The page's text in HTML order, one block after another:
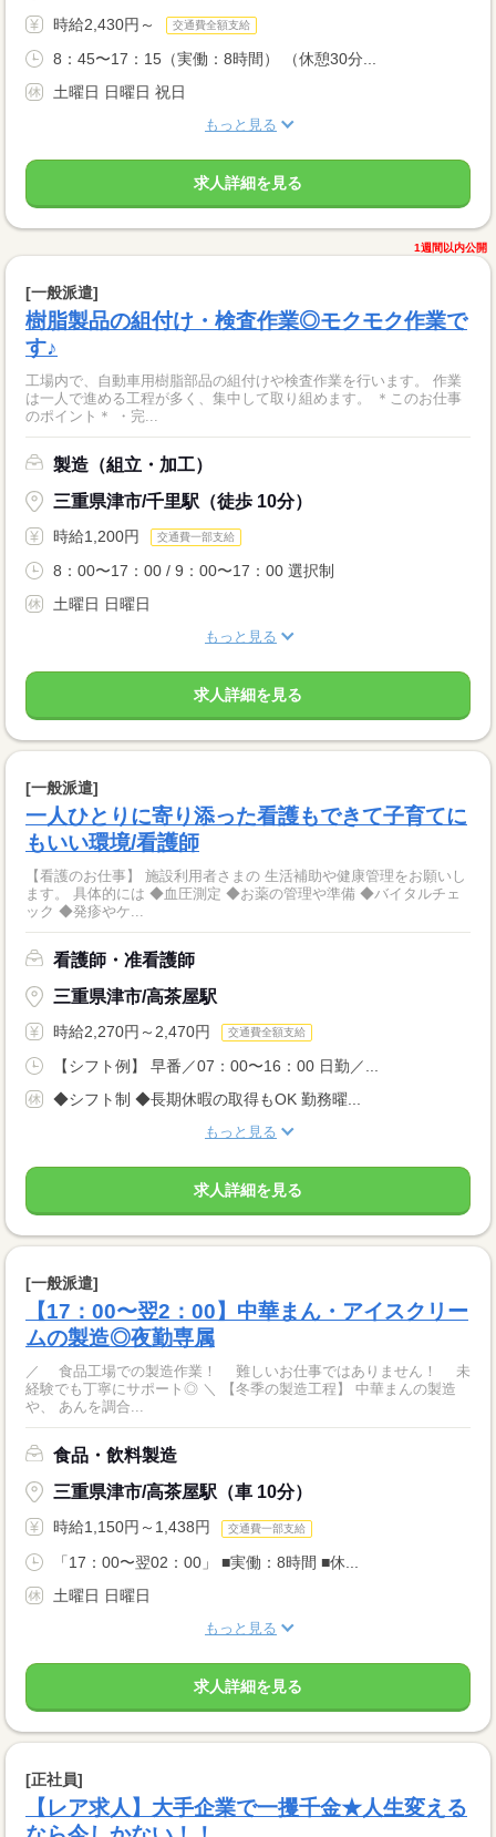
時給2,430円～ 交通費全額支給
8：45〜17：15（実働：8時間） （休憩30分...
土曜日 日曜日 祝日
もっと見る
求人詳細を見る
1週間以内公開
[一般派遣]
樹脂製品の組付け・検査作業◎モクモク作業で
す♪
工場内で、自動車用樹脂部品の組付けや検査作業を行います。 作業
は一人で進める工程が多く、集中して取り組めます。 ＊このお仕事
のポイント＊ ・完...
製造（組立・加工）
三重県津市/千里駅（徒歩 10分）
時給1,200円 交通費一部支給
8：00〜17：00 / 9：00〜17：00 選択制
土曜日 日曜日
もっと見る
求人詳細を見る
[一般派遣]
一人ひとりに寄り添った看護もできて子育てに
もいい環境/看護師
【看護のお仕事】 施設利用者さまの 生活補助や健康管理をお願いし
ます。 具体的には ◆血圧測定 ◆お薬の管理や準備 ◆バイタルチェ
ック ◆発疹やケ...
看護師・准看護師
三重県津市/高茶屋駅
時給2,270円～2,470円 交通費全額支給
【シフト例】 早番／07：00〜16：00 日勤／...
◆シフト制 ◆長期休暇の取得もOK 勤務曜...
もっと見る
求人詳細を見る
[一般派遣]
【17：00〜翌2：00】中華まん・アイスクリー
ムの製造◎夜勤専属
／ 食品工場での製造作業！ 難しいお仕事ではありません！ 未
経験でも丁寧にサポート◎ ＼ 【冬季の製造工程】 中華まんの製造
や、 あんを調合...
食品・飲料製造
三重県津市/高茶屋駅（車 10分）
時給1,150円～1,438円 交通費一部支給
「17：00〜翌02：00」 ■実働：8時間 ■休...
土曜日 日曜日
もっと見る
求人詳細を見る
[正社員]
【レア求人】大手企業で一攫千金★人生変える